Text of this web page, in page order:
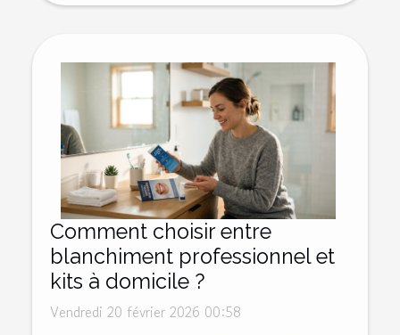
Comment choisir entre
blanchiment professionnel et
kits à domicile ?
Vendredi 20 février 2026 00:58